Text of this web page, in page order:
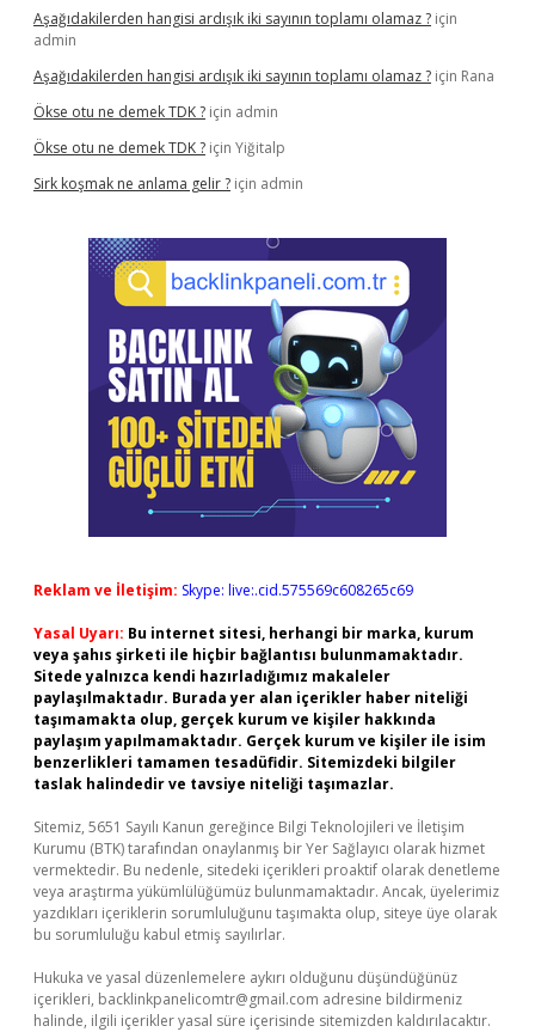
Aşağıdakilerden hangisi ardışık iki sayının toplamı olamaz ? için
admin
Aşağıdakilerden hangisi ardışık iki sayının toplamı olamaz ? için Rana
Ökse otu ne demek TDK ? için admin
Ökse otu ne demek TDK ? için Yiğitalp
Sirk koşmak ne anlama gelir ? için admin
Reklam ve İletişim: Skype: live:.cid.575569c608265c69
Yasal Uyarı: Bu internet sitesi, herhangi bir marka, kurum
veya şahıs şirketi ile hiçbir bağlantısı bulunmamaktadır.
Sitede yalnızca kendi hazırladığımız makaleler
paylaşılmaktadır. Burada yer alan içerikler haber niteliği
taşımamakta olup, gerçek kurum ve kişiler hakkında
paylaşım yapılmamaktadır. Gerçek kurum ve kişiler ile isim
benzerlikleri tamamen tesadüfidir. Sitemizdeki bilgiler
taslak halindedir ve tavsiye niteliği taşımazlar.
Sitemiz, 5651 Sayılı Kanun gereğince Bilgi Teknolojileri ve İletişim
Kurumu (BTK) tarafından onaylanmış bir Yer Sağlayıcı olarak hizmet
vermektedir. Bu nedenle, sitedeki içerikleri proaktif olarak denetleme
veya araştırma yükümlülüğümüz bulunmamaktadır. Ancak, üyelerimiz
yazdıkları içeriklerin sorumluluğunu taşımakta olup, siteye üye olarak
bu sorumluluğu kabul etmiş sayılırlar.
Hukuka ve yasal düzenlemelere aykırı olduğunu düşündüğünüz
içerikleri, backlinkpanelicomtr@gmail.com adresine bildirmeniz
halinde, ilgili içerikler yasal süre içerisinde sitemizden kaldırılacaktır.